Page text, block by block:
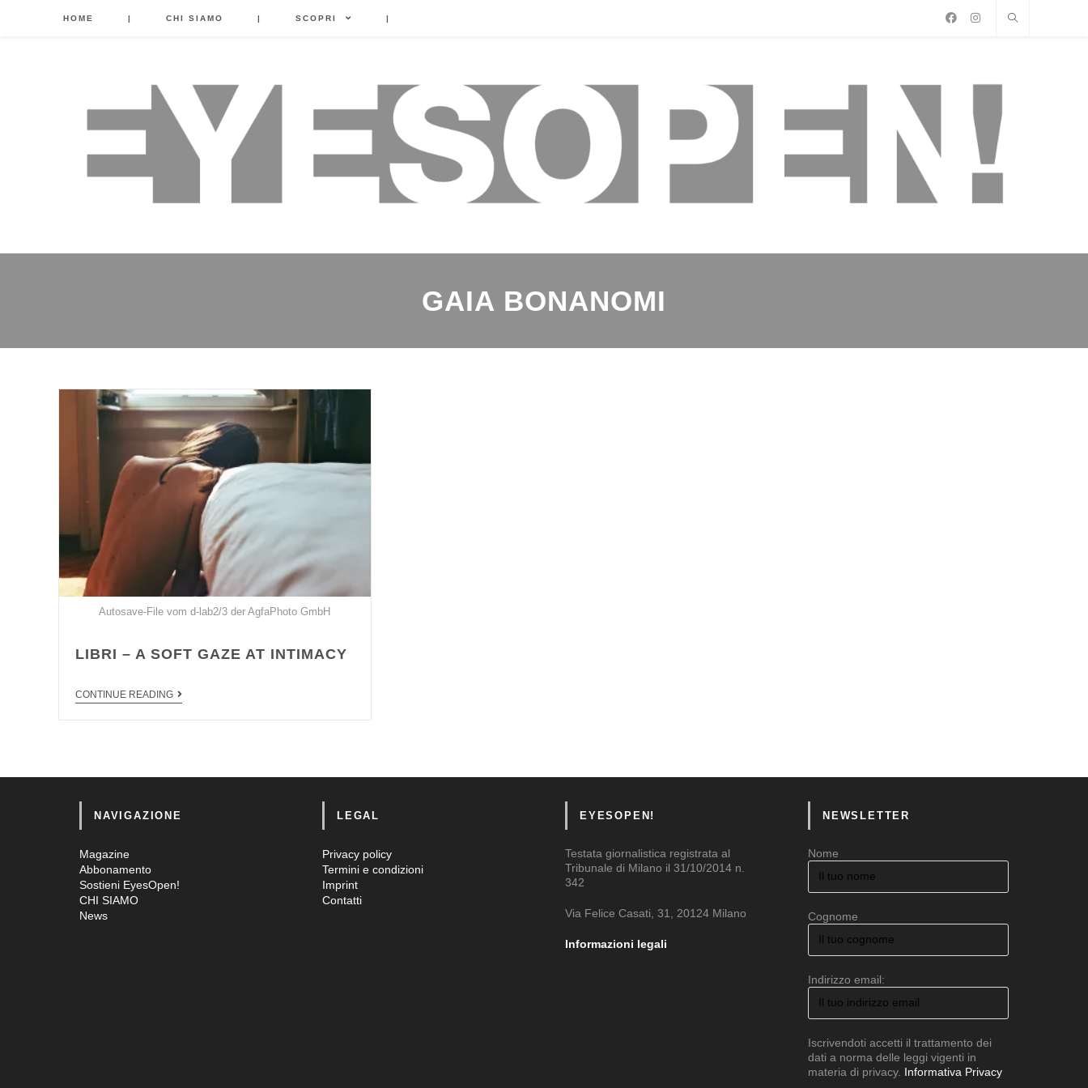
HOME | CHI SIAMO | SCOPRI |
GAIA BONANOMI
Autosave-File vom d-lab2/3 der AgfaPhoto GmbH
LIBRI – A SOFT GAZE AT INTIMACY
CONTINUE READING
NAVIGAZIONE
Magazine
Abbonamento
Sostieni EyesOpen!
CHI SIAMO
News
LEGAL
Privacy policy
Termini e condizioni
Imprint
Contatti
EYESOPEN!
Testata giornalistica registrata al
Tribunale di Milano il 31/10/2014 n.
342
Via Felice Casati, 31, 20124 Milano
Informazioni legali
NEWSLETTER
Nome
Cognome
Indirizzo email:
Iscrivendoti accetti il trattamento dei
dati a norma delle leggi vigenti in
materia di privacy. Informativa Privacy